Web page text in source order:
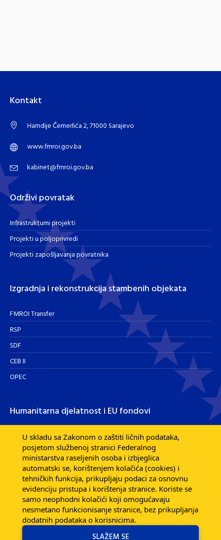
Kontakt
Hamdije Čemerlića 2, 71000 Sarajevo
www.fmroi.gov.ba
kabinet@fmroi.gov.ba
Održivi povratak
Infrastrukturni projekti
Projekti u poljoprivredi
Projekti zapošljavanja povratnika
Izgradnja i rekonstrukcija stambenih objekata
FMROI Transfer
RSP
SDF
CEB II
OPEC
Humanitarna djelatnost i EU fondovi
Humanitarna djelatnost
Razvojna pomoć EU fondova
Dijaspora
U skladu sa Zakonom o zaštiti ličnih podataka,
posjetom službenoj stranici Federalnog
ministarstva raseljenih osoba i izbjeglica
automatski se, korištenjem kolačića (cookies) i
tehničkih funkcija, prikupljaju podaci za osnovnu
evidenciju pristupa i korištenja stranice. Koriste se
samo neophodni kolačići koji omogućavaju
nesmetano funkcionisanje stranice, bez prikupljanja
dodatnih podataka o korisnicima.
SLAŽEM SE